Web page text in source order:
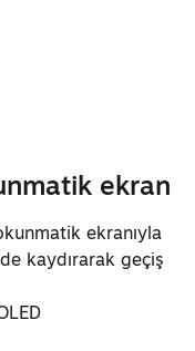
ekran
ekranıyla
kaydırarak geçiş